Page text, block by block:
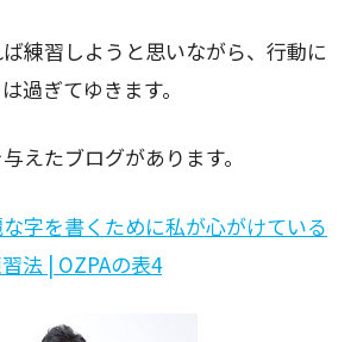
練習しようと思いながら、行動に
過ぎてゆきます。
えたブログがあります。
字を書くために私が心がけている
法 | OZPAの表4